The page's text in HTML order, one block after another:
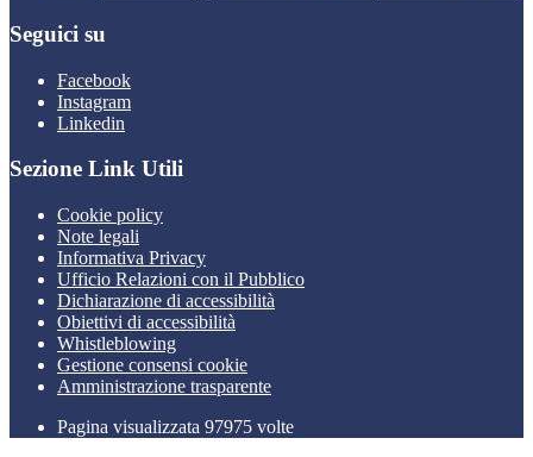
Seguici su
Facebook
Instagram
Linkedin
Sezione Link Utili
Cookie policy
Note legali
Informativa Privacy
Ufficio Relazioni con il Pubblico
Dichiarazione di accessibilità
Obiettivi di accessibilità
Whistleblowing
Gestione consensi cookie
Amministrazione trasparente
Pagina visualizzata 97975 volte